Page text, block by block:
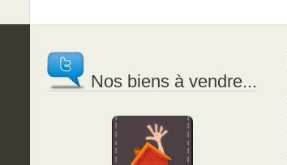
Nos biens à vendre...